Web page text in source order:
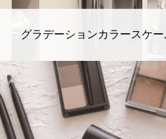
グラデーションカラースケ